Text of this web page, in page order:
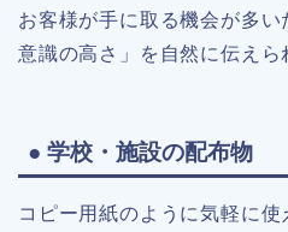
お客様が手に取る機会が多
意識の高さ」を自然に伝えら
● 学校・施設の配布物
コピー用紙のように気軽に